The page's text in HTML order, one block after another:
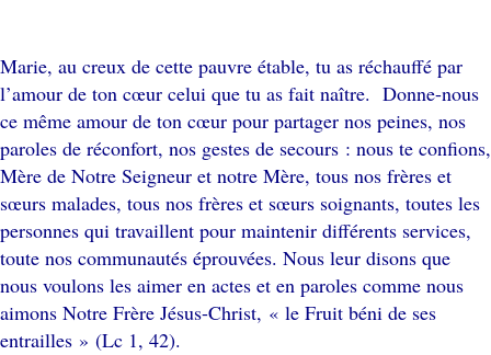
Marie, au creux de cette pauvre étable, tu as réchauffé par
l’amour de ton cœur celui que tu as fait naître. Donne-nous
ce même amour de ton cœur pour partager nos peines, nos
paroles de réconfort, nos gestes de secours : nous te confions,
Mère de Notre Seigneur et notre Mère, tous nos frères et
sœurs malades, tous nos frères et sœurs soignants, toutes les
personnes qui travaillent pour maintenir différents services,
toute nos communautés éprouvées. Nous leur disons que
nous voulons les aimer en actes et en paroles comme nous
aimons Notre Frère Jésus-Christ, « le Fruit béni de ses
entrailles » (Lc 1, 42).